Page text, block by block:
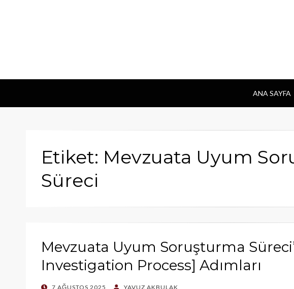
ANA SAYFA
Etiket: Mevzuata Uyum
Süreci
Mevzuata Uyum Soruşturma
Investigation Process] Adımları
POSTED
7 AĞUSTOS 2025 YAVUZ AKBULAK